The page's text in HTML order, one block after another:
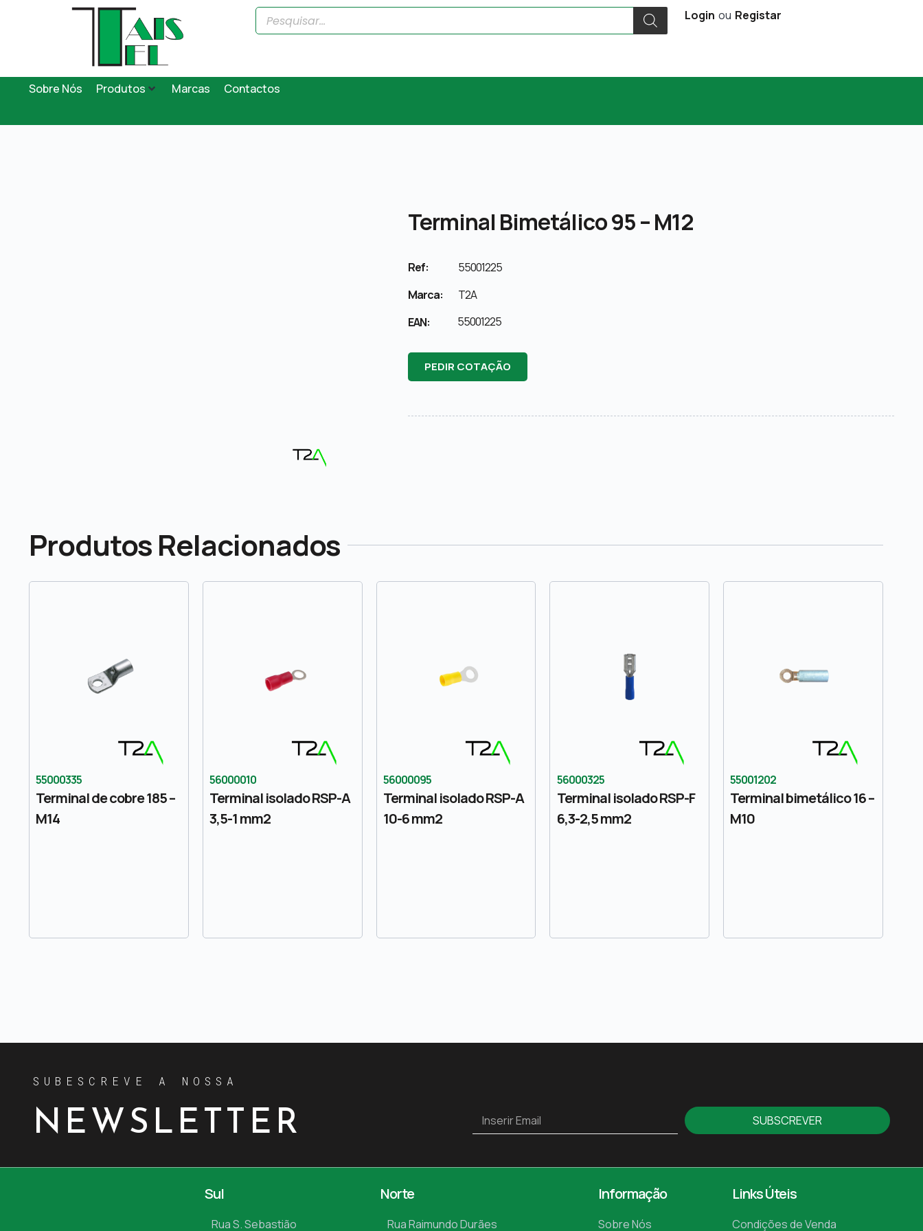
Login ou Registar
Sobre Nós Produtos Marcas Contactos
Terminal Bimetálico 95 – M12
Ref:
55001225
Marca:
T2A
EAN:
55001225
PEDIR COTAÇÃO
Produtos Relacionados
55000335
Terminal de cobre 185 –
M14
56000010
Terminal isolado RSP-A
3,5-1 mm2
56000095
Terminal isolado RSP-A
10-6 mm2
56000325
Terminal isolado RSP-F
6,3-2,5 mm2
55001202
Terminal bimetálico 16 –
M10
SUBESCREVE A NOSSA
NEWSLETTER SUBSCREVER
Sul
Rua S. Sebastião
Norte
Rua Raimundo Durães
Informação
Sobre Nós
Links Úteis
Condições de Venda